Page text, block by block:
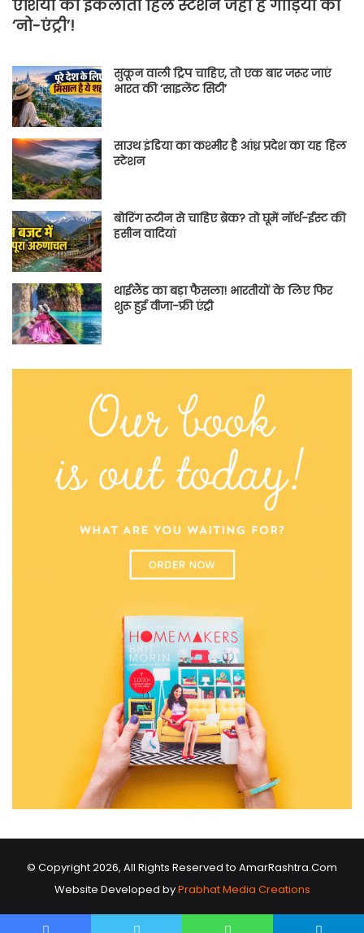
एशिया का इकलौता हिल स्टेशन जहां है गाड़ियों की
‘नो-एंट्री’!
सुकून वाली ट्रिप चाहिए, तो एक बार जरूर जाएं
भारत की ‘साइलेंट सिटी’
साउथ इंडिया का कश्मीर है आंध्र प्रदेश का यह हिल
स्टेशन
बोरिंग रूटीन से चाहिए ब्रेक? तो घूमें नॉर्थ-ईस्ट की
हसीन वादियां
थाईलैंड का बड़ा फैसला! भारतीयों के लिए फिर
शुरू हुई वीजा-फ्री एंट्री
© Copyright 2026, All Rights Reserved to AmarRashtra.Com
Website Developed byPrabhat Media Creations